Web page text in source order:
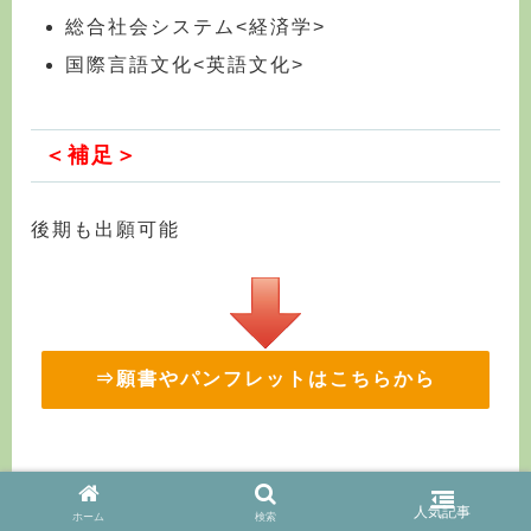
総合社会システム<経済学>
国際言語文化<英語文化>
＜補足＞
後期も出願可能
⇒願書やパンフレットはこちらから
琉球大学 （2026年版
ホーム 検索